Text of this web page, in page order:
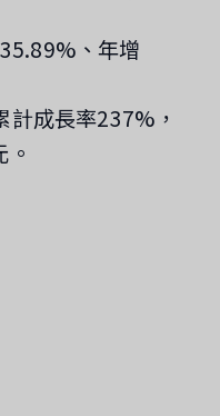
、年增
成長率237%，